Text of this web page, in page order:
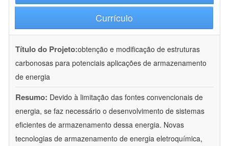
Currículo
Título do Projeto:obtenção e modificação de estruturas
carbonosas para potenciais aplicações de armazenamento
de energia
Resumo: Devido à limitação das fontes convencionais de
energia, se faz necessário o desenvolvimento de sistemas
eficientes de armazenamento dessa energia. Novas
tecnologias de armazenamento de energia eletroquímica,